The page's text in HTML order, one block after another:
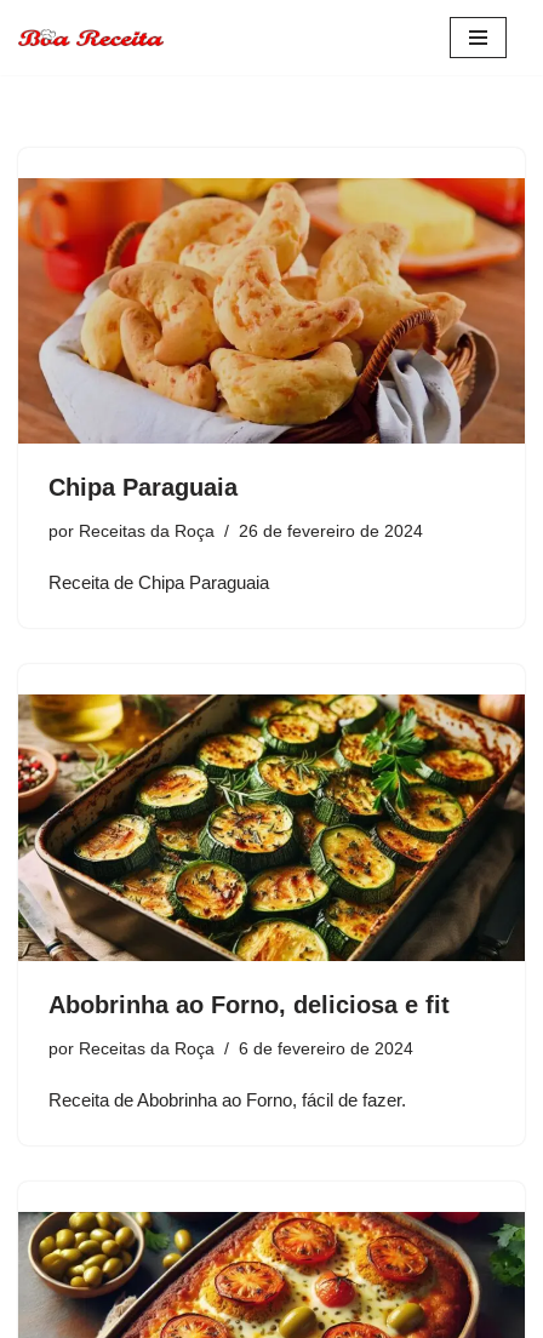
Chipa Paraguaia
por Receitas da Roça 26 de fevereiro de 2024
Receita de Chipa Paraguaia
Abobrinha ao Forno, deliciosa e fit
por Receitas da Roça 6 de fevereiro de 2024
Receita de Abobrinha ao Forno, fácil de fazer.